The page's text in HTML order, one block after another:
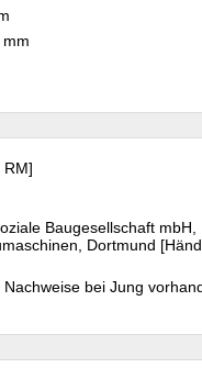
RM]
Baugesellschaft mbH,
Dortmund
bei Jung